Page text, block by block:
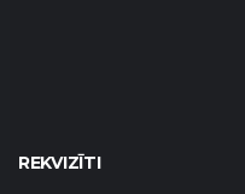
REKVIZĪTI